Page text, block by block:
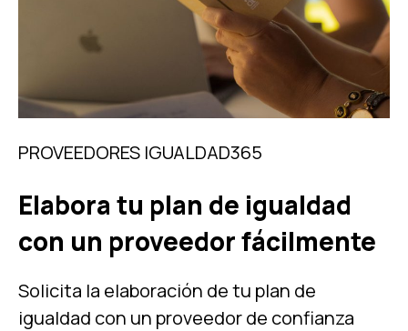
PROVEEDORES IGUALDAD365
Elabora tu plan de igualdad
con un proveedor fácilmente
Solicita la elaboración de tu plan de
igualdad con un proveedor de confianza